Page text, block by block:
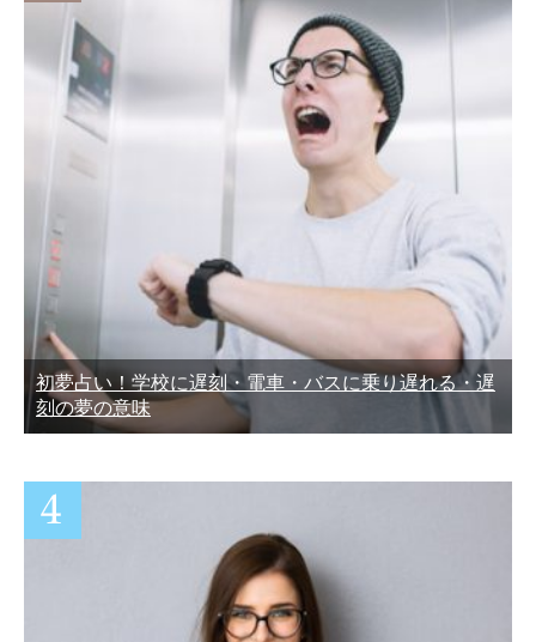
初夢占い！学校に遅刻・電車・バスに乗り遅れる・遅
刻の夢の意味